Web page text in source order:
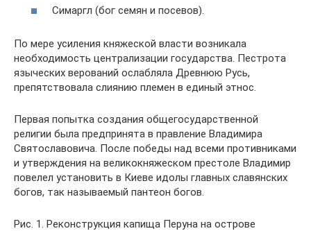
Симаргл (бог семян и посевов).
По мере усиления княжеской власти возникала
необходимость централизации государства. Пестрота
языческих верований ослабляла Древнюю Русь,
препятствовала слиянию племен в единый этнос.
Первая попытка создания общегосударственной
религии была предпринята в правление Владимира
Святославовича. После победы над всеми противниками
и утверждения на великокняжеском престоле Владимир
повелел установить в Киеве идолы главных славянских
богов, так называемый пантеон богов.
Рис. 1. Реконструкция капища Перуна на острове